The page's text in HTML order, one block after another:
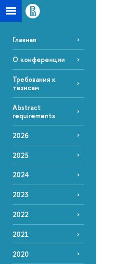
Главная
О конференции
Требования к
тезисам
Abstract
requirements
2026
2025
2024
2023
2022
2021
2020